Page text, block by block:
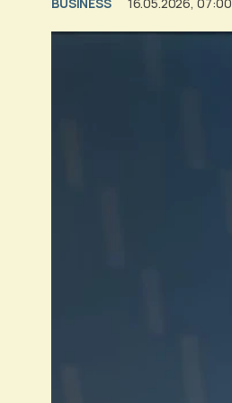
BUSINESS 16.05.2026, 07:00